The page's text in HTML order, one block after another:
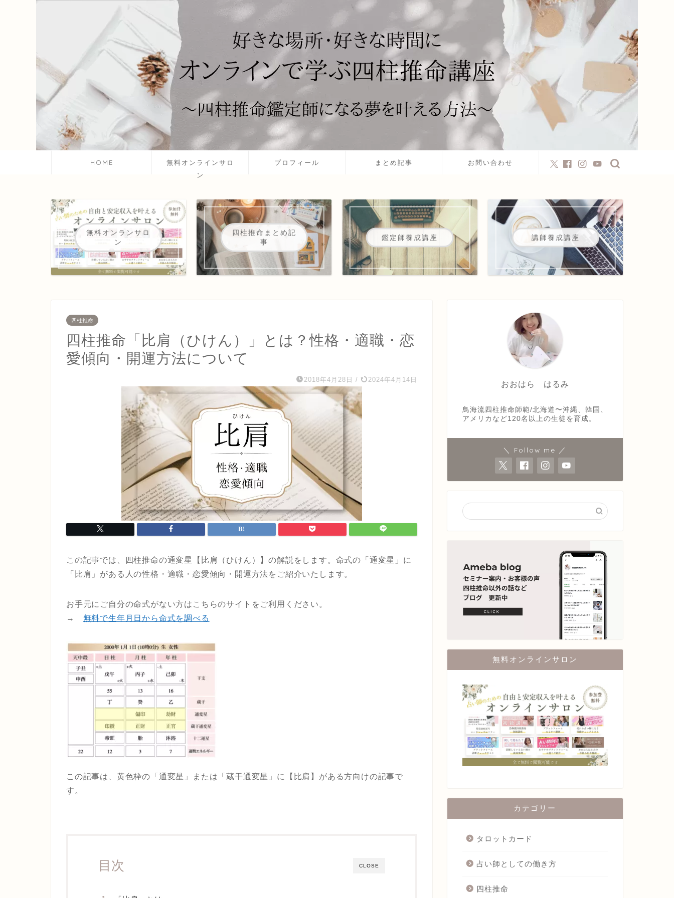
HOME
無料オンラインサロ
ン
プロフィール まとめ記事 お問い合わせ
無料オンランサロ
ン
四柱推命まとめ記
事
鑑定師養成講座 講師養成講座
四柱推命
四柱推命「比肩（ひけん）」とは？性格・適職・恋
愛傾向・開運方法について
2018年4月28日 / 2024年4月14日
この記事では、四柱推命の通変星【比肩（ひけん）】の解説をします。命式の「通変星」に
「比肩」がある人の性格・適職・恋愛傾向・開運方法をご紹介いたします。
お手元にご自分の命式がない方はこちらのサイトをご利用ください。
→ 無料で生年月日から命式を調べる
この記事は、黄色枠の「通変星」または「蔵干通変星」に【比肩】がある方向けの記事で
す。
CLOSE
目次
おおはら はるみ
鳥海流四柱推命師範/北海道〜沖縄、韓国、
アメリカなど120名以上の生徒を育成。
＼ Follow me ／
無料オンラインサロン
カテゴリー
タロットカード
占い師としての働き方
四柱推命